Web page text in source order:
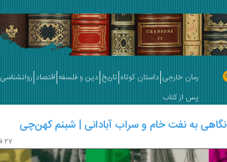
رمان خارجی داستان کوتاه تاریخ دین و فلسفه اقتصاد روانشناسی
پس از کتاب
نگاهی به نفت خام و سراب آبادانی | شبنم کهن‌چی
27 فروردین 1402